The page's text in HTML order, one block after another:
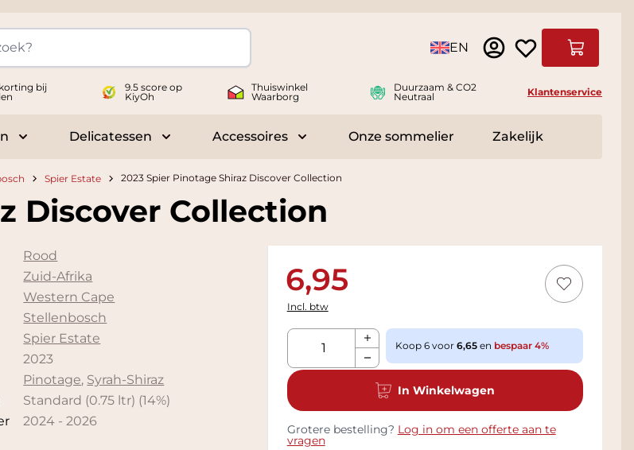
Taal EN
bij
9.5 score op
KiyOh
Thuiswinkel
Waarborg
Duurzaam & CO2
Neutraal
Klantenservice
Toggle submenu for Geschenken
Delicatessen
Toggle submenu for Delicatessen
Accessoires
Toggle submenu for Accessoires
Onze sommelier Zakelijk
Spier Estate 2023 Spier Pinotage Shiraz Discover Collection
Discover Collection
Rood
Zuid-Afrika
Western Cape
Stellenbosch
Spier Estate
2023
Pinotage, Syrah-Shiraz
Standard (0.75 ltr) (14%)
2024 -2026
6,95
Incl. btw
Aantal
Koop 6 voor 6,65 en bespaar4%
In Winkelwagen
Grotere bestelling? Log in om een offerte aan te
vragen